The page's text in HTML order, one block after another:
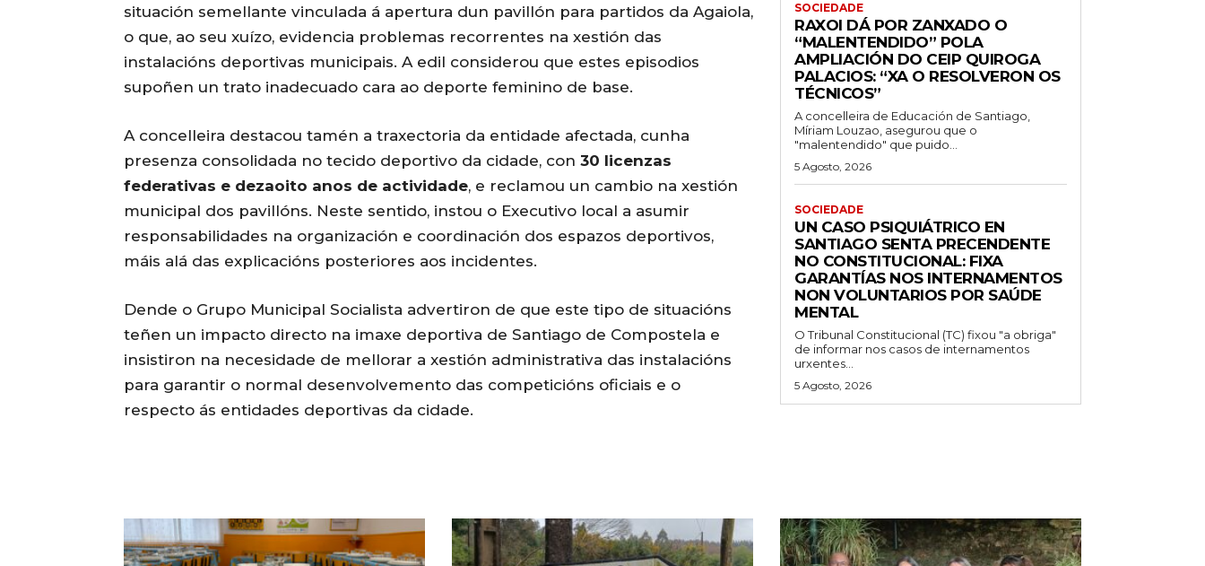
situación semellante vinculada á apertura dun pavillón para partidos da Agaiola,
o que, ao seu xuízo, evidencia problemas recorrentes na xestión das
instalacións deportivas municipais. A edil considerou que estes episodios
supoñen un trato inadecuado cara ao deporte feminino de base.
A concelleira destacou tamén a traxectoria da entidade afectada, cunha
presenza consolidada no tecido deportivo da cidade, con 30 licenzas
federativas e dezaoito anos de actividade, e reclamou un cambio na xestión
municipal dos pavillóns. Neste sentido, instou o Executivo local a asumir
responsabilidades na organización e coordinación dos espazos deportivos,
máis alá das explicacións posteriores aos incidentes.
Dende o Grupo Municipal Socialista advertiron de que este tipo de situacións
teñen un impacto directo na imaxe deportiva de Santiago de Compostela e
insistiron na necesidade de mellorar a xestión administrativa das instalacións
para garantir o normal desenvolvemento das competicións oficiais e o
respecto ás entidades deportivas da cidade.
SOCIEDADE
RAXOI DÁ POR ZANXADO O
“MALENTENDIDO” POLA
AMPLIACIÓN DO CEIP QUIROGA
PALACIOS: “XA O RESOLVERON OS
TÉCNICOS”
A concelleira de Educación de Santiago,
Míriam Louzao, asegurou que o
"malentendido" que puido...
5 Agosto, 2026
SOCIEDADE
UN CASO PSIQUIÁTRICO EN
SANTIAGO SENTA PRECENDENTE
NO CONSTITUCIONAL: FIXA
GARANTÍAS NOS INTERNAMENTOS
NON VOLUNTARIOS POR SAÚDE
MENTAL
O Tribunal Constitucional (TC) fixou "a obriga"
de informar nos casos de internamentos
urxentes...
5 Agosto, 2026